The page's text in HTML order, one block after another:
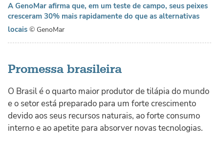
A GenoMar afirma que, em um teste de campo, seus peixes
cresceram 30% mais rapidamente do que as alternativas
locais © GenoMar
Promessa brasileira
O Brasil é o quarto maior produtor de tilápia do mundo
e o setor está preparado para um forte crescimento
devido aos seus recursos naturais, ao forte consumo
interno e ao apetite para absorver novas tecnologias.